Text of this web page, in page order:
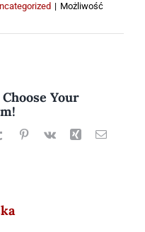
| Możliwość
Your
TumblrPinterest
Vk Xing Email